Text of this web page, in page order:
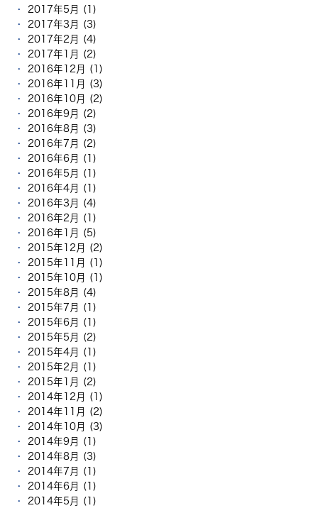
2017年5月 (1)
2017年3月 (3)
2017年2月 (4)
2017年1月 (2)
2016年12月 (1)
2016年11月 (3)
2016年10月 (2)
2016年9月 (2)
2016年8月 (3)
2016年7月 (2)
2016年6月 (1)
2016年5月 (1)
2016年4月 (1)
2016年3月 (4)
2016年2月 (1)
2016年1月 (5)
2015年12月 (2)
2015年11月 (1)
2015年10月 (1)
2015年8月 (4)
2015年7月 (1)
2015年6月 (1)
2015年5月 (2)
2015年4月 (1)
2015年2月 (1)
2015年1月 (2)
2014年12月 (1)
2014年11月 (2)
2014年10月 (3)
2014年9月 (1)
2014年8月 (3)
2014年7月 (1)
2014年6月 (1)
2014年5月 (1)